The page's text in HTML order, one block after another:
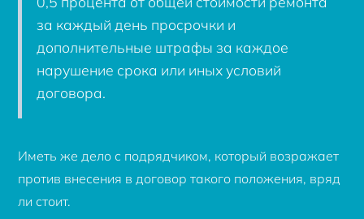
за каждый день просрочки и
дополнительные штрафы за каждое
нарушение срока или иных условий
договора.
Иметь же дело с подрядчиком, который возражает
против внесения в договор такого положения, вряд
ли стоит.